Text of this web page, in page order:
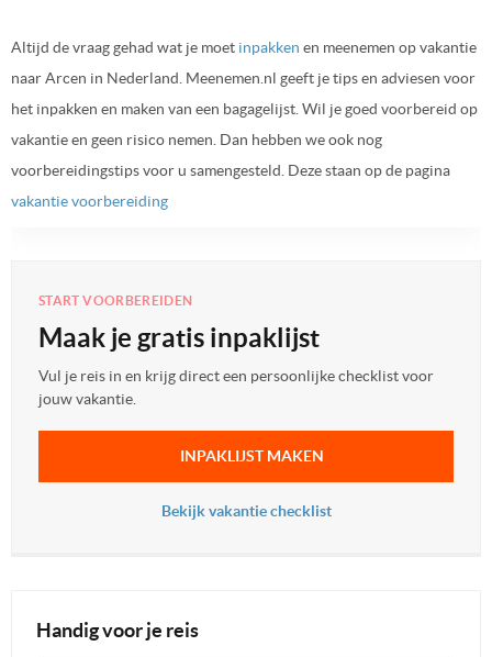
Altijd de vraag gehad wat je moet inpakken en meenemen op vakantie
naar Arcen in Nederland. Meenemen.nl geeft je tips en adviesen voor
het inpakken en maken van een bagagelijst. Wil je goed voorbereid op
vakantie en geen risico nemen. Dan hebben we ook nog
voorbereidingstips voor u samengesteld. Deze staan op de pagina
vakantie voorbereiding
START VOORBEREIDEN
Maak je gratis inpaklijst
Vul je reis in en krijg direct een persoonlijke checklist voor
jouw vakantie.
INPAKLIJST MAKEN
Bekijk vakantie checklist
Handig voor je reis